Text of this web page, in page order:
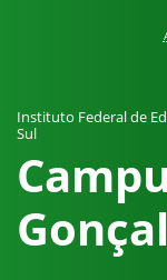
Instituto Federal de
Sul